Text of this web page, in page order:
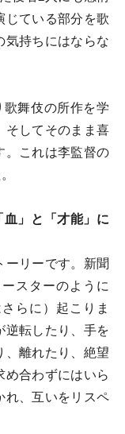
じている部分を歌
気持ちにはならな
舞伎の所作を学
そしてそのまま喜
。これは李監督の
」と「才能」に
ーリーです。新聞
スターのように
らに）起こりま
逆転したり、手を
、離れたり、絶望
め合わずにはいら
れ、互いをリスペ